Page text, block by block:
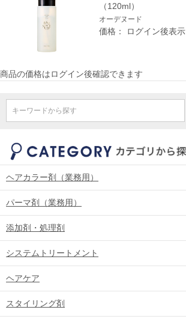
（120ml）
オーデヌード
価格： ログイン後表示
商品の価格はログイン後確認できます
キーワードから探す
ヘアカラー剤（業務用）
パーマ剤（業務用）
添加剤・処理剤
システムトリートメント
ヘアケア
スタイリング剤